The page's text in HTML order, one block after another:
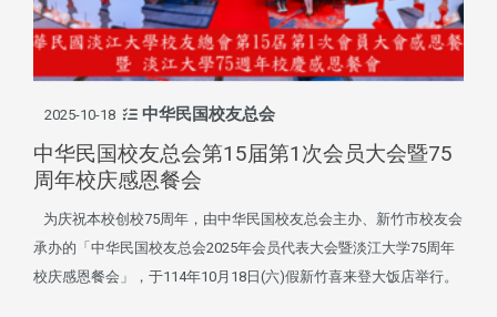
2025-10-18 中华民国校友总会
中华民国校友总会第15届第1次会员大会暨75
周年校庆感恩餐会
为庆祝本校创校75周年，由中华民国校友总会主办、新竹市校友会
承办的「中华民国校友总会2025年会员代表大会暨淡江大学75周年
校庆感恩餐会」，于114年10月18日(六)假新竹喜来登大饭店举行。